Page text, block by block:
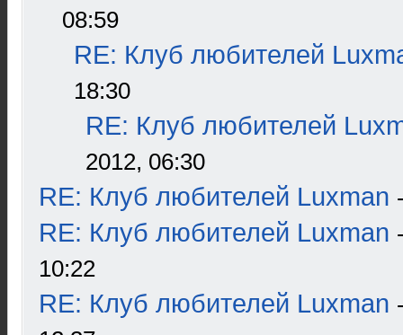
08:59
RE: Клуб любителей
18:30
RE: Клуб любителей
2012, 06:30
RE: Клуб любителей Luxman
RE: Клуб любителей Luxman
10:22
RE: Клуб любителей Luxman